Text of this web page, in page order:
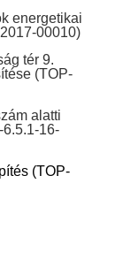
energetikai
00010)
tér 9.
(TOP-
alatti
6.5.1-16-
(TOP-